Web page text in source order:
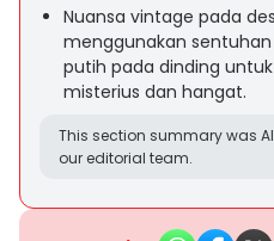
Nuansa vintage pada
menggunakan
putih pada dinding
misterius dan hangat.
This section summary was
our editorial team.